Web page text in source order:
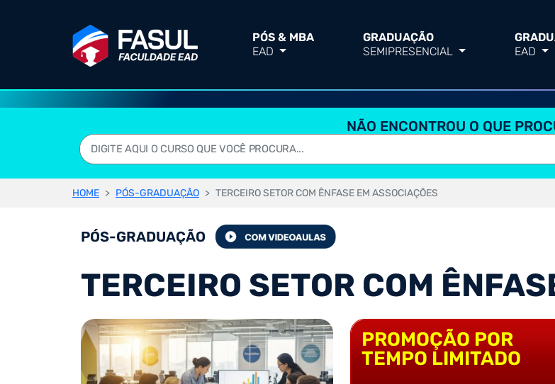
PÓS & MBA
EAD
GRADUAÇÃO
SEMIPRESENCIAL
EAD
NÃO ENCONTROU O QUE
HOME PÓS-GRADUAÇÃO TERCEIRO SETOR COM ÊNFASE EM ASSOCIAÇÕES
PÓS-GRADUAÇÃO
TERCEIRO SETOR COM
PROMOÇÃO POR
TEMPO LIMITADO